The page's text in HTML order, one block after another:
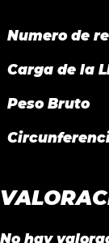
Numero de
Carga de la
Peso Bruto
No hay